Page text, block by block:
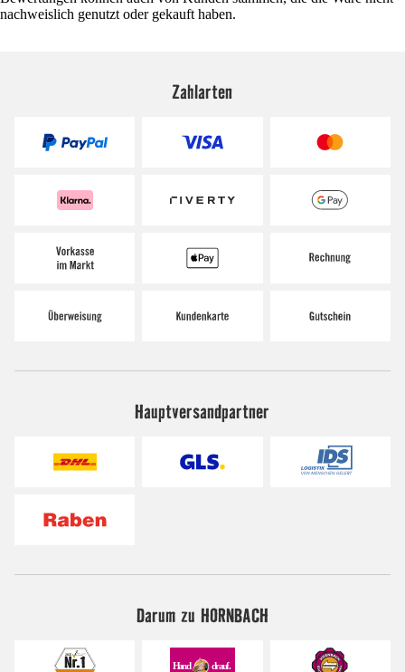
nachweislich genutzt oder gekauft haben.
Zahlarten
Hauptversandpartner
Darum zu HORNBACH